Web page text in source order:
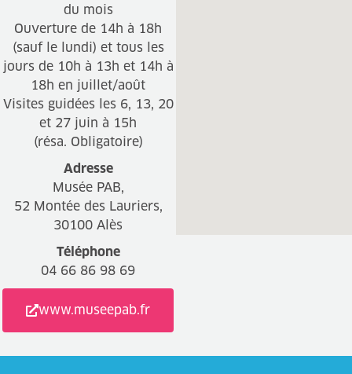
du mois
Ouverture de 14h à 18h
(sauf le lundi) et tous les
jours de 10h à 13h et 14h à
18h en juillet/août
Visites guidées les 6, 13, 20
et 27 juin à 15h
(résa. Obligatoire)
Adresse
Musée PAB,
52 Montée des Lauriers,
30100 Alès
Téléphone
04 66 86 98 69
www.museepab.fr